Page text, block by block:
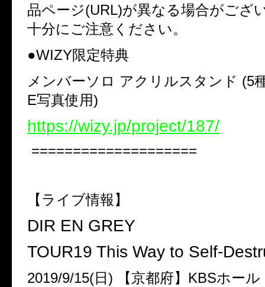
品ページ(URL)が異なる場合がござ
十分にご注意ください。
●WIZY限定特典
メンバーソロ アクリルスタンド (5
E写真使用)
https://wizy.jp/project/187/
====================
【ライブ情報】
DIR EN GREY
TOUR19 This Way to Self-
2019/9/15(日 ) 【京都府】 KBSホール